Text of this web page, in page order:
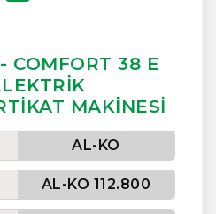
COMFORT 38 E
MAKİNESİ
AL-KO
AL-KO 112.800